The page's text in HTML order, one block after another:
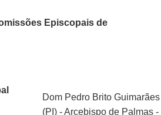
Episcopais de
Dom Pedro Brito Guimarães
(PI) - Arcebispo de Palmas -